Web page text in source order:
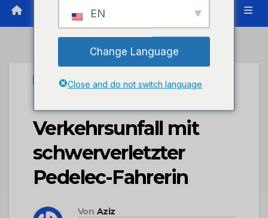
UNCATEGORIZED
POL-PDNR:
Verkehrsunfall mit
schwerverletzter
Pedelec-Fahrerin
Von Aziz
EN
Change Language
Close and do not switch language